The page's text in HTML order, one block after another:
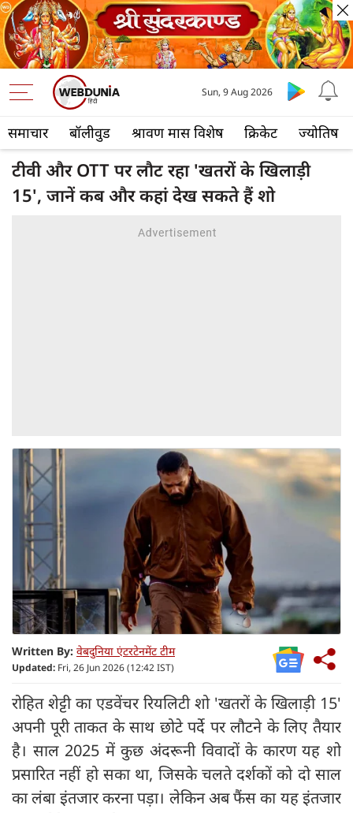
समाचार बॉलीवुड श्रावण मास विशेष क्रिकेट ज्योतिष
Sun, 9 Aug 2026
टीवी और OTT पर लौट रहा 'खतरों के खिलाड़ी
15', जानें कब और कहां देख सकते हैं शो
Written By: वेबदुनिया एंटरटेनमेंट टीम
Updated: Fri, 26 Jun 2026 (12:42 IST)
रोहित शेट्टी का एडवेंचर रियलिटी शो 'खतरों के खिलाड़ी 15'
अपनी पूरी ताकत के साथ छोटे पर्दे पर लौटने के लिए तैयार
है। साल 2025 में कुछ अंदरूनी विवादों के कारण यह शो
प्रसारित नहीं हो सका था, जिसके चलते दर्शकों को दो साल
का लंबा इंतजार करना पड़ा। लेकिन अब फैंस का यह इंतजार